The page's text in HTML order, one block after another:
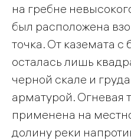
на гребне
был расположена
точка. От каземата с
осталась лишь
черной скале и
арматурой. Огневая
применена на
долину реки